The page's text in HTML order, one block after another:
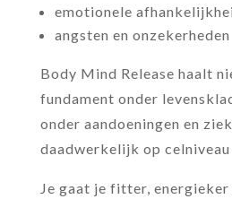
emotionele
angsten en onzekerheden
Body Mind Release haalt
fundament onder
onder aandoeningen en
daadwerkelijk op
Je gaat je fitter,